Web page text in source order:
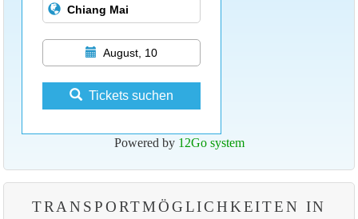
August, 10
Tickets suchen
Powered by 12Go system
TRANSPORTMÖGLICHKEITEN IN